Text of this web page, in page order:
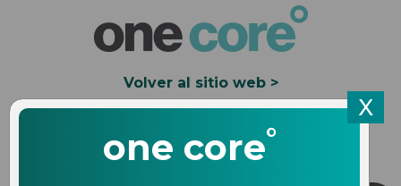
Volver al sitio web >
Solicita una Demo
X
one core°